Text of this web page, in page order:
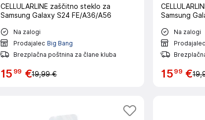
CELLULARLINE zaščitno steklo za
Samsung Galaxy S24 FE/A36/A56
Na zalogi
Prodajalec Big Bang
Brezplačna poštnina za člane kluba
15 99 €19,99 €
Samsung
Na zalogi
Prodajalec
1599 €